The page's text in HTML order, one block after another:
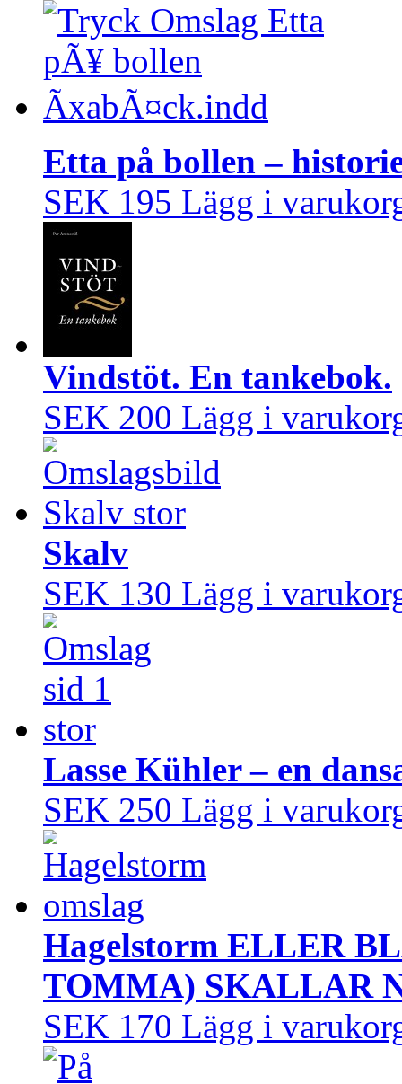
Etta på bollen –
SEK 195 Lägg i
Vindstöt. En tankebok.
SEK 200 Lägg i
Skalv
SEK 130 Lägg i
Lasse Kühler – en
SEK 250 Lägg i
Hagelstorm ELLER
TOMMA) SKALLAR
SEK 170 Lägg i